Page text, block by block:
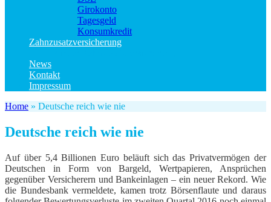
Girokonto
Tagesgeld
Konsumkredit
Zahnzusatzversicherung
News
Kontakt
Impressum
Home » Deutsche reich wie nie
Deutsche reich wie nie
Auf über 5,4 Billionen Euro beläuft sich das Privatvermögen der
Deutschen in Form von Bargeld, Wertpapieren, Ansprüchen
gegenüber Versicherern und Bankeinlagen – ein neuer Rekord. Wie
die Bundesbank vermeldete, kamen trotz Börsenflaute und daraus